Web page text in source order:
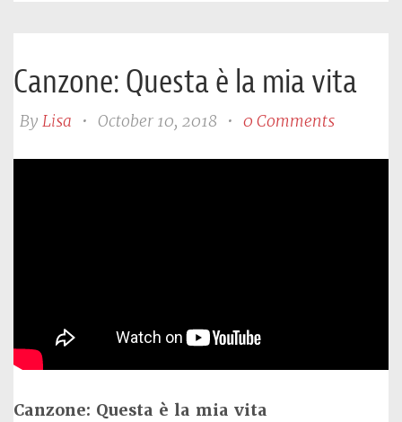
Canzone: Questa è la mia vita
By Lisa • October 10, 2018 • 0 Comments
Canzone: Questa è la mia vita